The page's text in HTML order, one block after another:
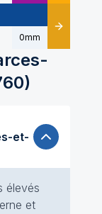
0mm Détails
)
élevés
et